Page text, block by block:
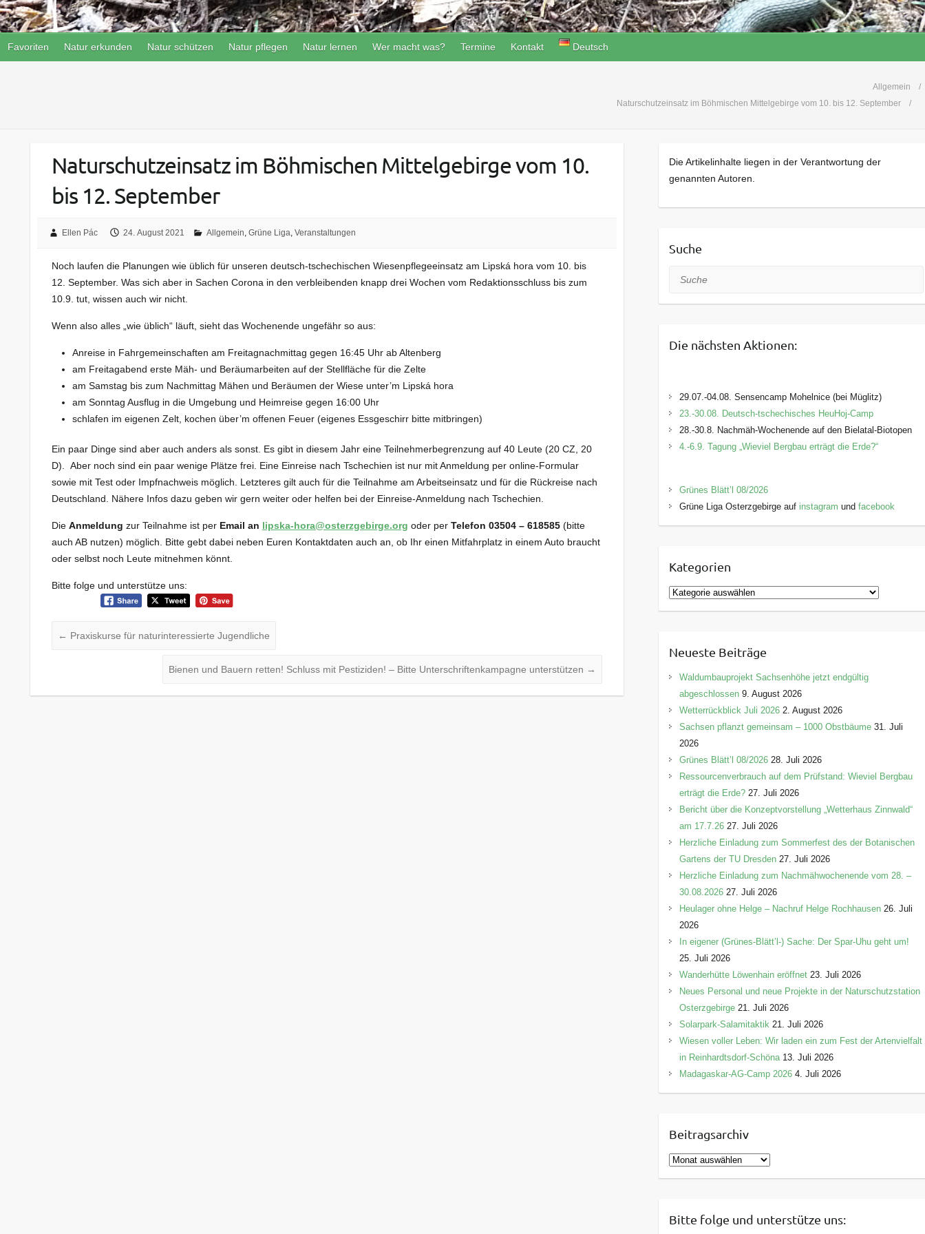
Favoriten Natur erkunden Natur schützen Natur pflegen Natur lernen Wer macht was? Termine Kontakt Deutsch
Allgemein
Naturschutzeinsatz im Böhmischen Mittelgebirge vom 10. bis 12. September
Naturschutzeinsatz im Böhmischen Mittelgebirge vom 10.
bis 12. September
Ellen Pác 24. August 2021 Allgemein,Grüne Liga,Veranstaltungen
Noch laufen die Planungen wie üblich für unseren deutsch-tschechischen Wiesenpflegeeinsatz am Lipská hora vom 10. bis
12. September. Was sich aber in Sachen Corona in den verbleibenden knapp drei Wochen vom Redaktions­schluss bis zum
10.9. tut, wissen auch wir nicht.
Wenn also alles „wie üblich“ läuft, sieht das Wochenende ungefähr so aus:
Anreise in Fahrgemeinschaften am Freitagnachmittag gegen 16:45 Uhr ab Altenberg
am Freitagabend erste Mäh- und Beräumarbeiten auf der Stellfläche für die Zelte
am Samstag bis zum Nachmittag Mähen und Beräumen der Wiese unter’m Lipská hora
am Sonntag Ausflug in die Umgebung und Heimreise gegen 16:00 Uhr
schlafen im eigenen Zelt, kochen über’m offenen Feuer (eigenes Essgeschirr bitte mitbringen)
Ein paar Dinge sind aber auch anders als sonst. Es gibt in diesem Jahr eine Teilnehmerbegrenzung auf 40 Leute (20 CZ, 20
D). Aber noch sind ein paar wenige Plätze frei. Eine Einreise nach Tschechien ist nur mit Anmeldung per online-Formular
sowie mit Test oder Impfnachweis möglich. Letzteres gilt auch für die Teilnahme am Arbeitseinsatz und für die Rückreise nach
Deutschland. Nähere Infos dazu geben wir gern weiter oder helfen bei der Einreise-Anmeldung nach Tschechien.
Die Anmeldung zur Teilnahme ist per Email an lipska-hora@osterzgebirge.org oder per Telefon 03504 – 618585(bitte
auch AB nutzen) möglich. Bitte gebt dabei neben Euren Kontaktdaten auch an, ob Ihr einen Mitfahrplatz in einem Auto braucht
oder selbst noch Leute mitnehmen könnt.
Bitte folge und unterstütze uns:
← Praxiskurse für naturinteressierte Jugendliche
Bienen und Bauern retten! Schluss mit Pestiziden! – Bitte Unterschriftenkampagne unterstützen →
Die Artikelinhalte liegen in der Verantwortung der
genannten Autoren.
Suche
Suche
Die nächsten Aktionen:
29.07.-04.08. Sensencamp Mohelnice (bei Müglitz)
23.-30.08. Deutsch-tschechisches HeuHoj-Camp
28.-30.8. Nachmäh-Wochenende auf den Bielatal-Biotopen
4.-6.9. Tagung „Wieviel Bergbau erträgt die Erde?“
Grünes Blätt’l 08/2026
Grüne Liga Osterzgebirge auf instagram und facebook
Kategorien
K
a
g
o
i
e
Neueste Beiträge
Waldumbauprojekt Sachsenhöhe jetzt endgültig
abgeschlossen 9. August 2026
Wetterrückblick Juli 2026 2. August 2026
Sachsen pflanzt gemeinsam – 1000 Obstbäume 31. Juli
2026
Grünes Blätt’l 08/2026 28. Juli 2026
Ressourcenverbrauch auf dem Prüfstand: Wieviel Bergbau
erträgt die Erde? 27. Juli 2026
Bericht über die Konzeptvorstellung „Wetterhaus Zinnwald“
am 17.7.26 27. Juli 2026
Herzliche Einladung zum Sommerfest des der Botanischen
Gartens der TU Dresden 27. Juli 2026
Herzliche Einladung zum Nachmähwochenende vom 28. –
30.08.2026 27. Juli 2026
Heulager ohne Helge – Nachruf Helge Rochhausen 26. Juli
2026
In eigener (Grünes-Blätt’l-) Sache: Der Spar-Uhu geht um!
25. Juli 2026
Wanderhütte Löwenhain eröffnet 23. Juli 2026
Neues Personal und neue Projekte in der Naturschutzstation
Osterzgebirge 21. Juli 2026
Solarpark-Salamitaktik 21. Juli 2026
Wiesen voller Leben: Wir laden ein zum Fest der Artenvielfalt
in Reinhardtsdorf-Schöna 13. Juli 2026
Madagaskar-AG-Camp 2026 4. Juli 2026
Beitragsarchiv
B
e
rBitte folge und unterstütze uns: